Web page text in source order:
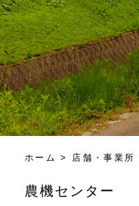
ホーム > 店舗・事業所
農機センター